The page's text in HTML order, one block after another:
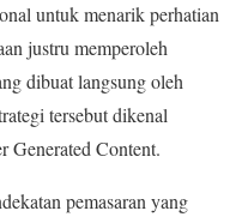
untuk menarik perhatian
justru memperoleh
dibuat langsung oleh
tersebut dikenal
Generated Content.
pemasaran yang